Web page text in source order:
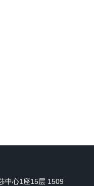
中心1座15层 1509